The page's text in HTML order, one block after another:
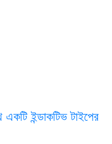
একটি ইন্ডাকটিভ টাইপের